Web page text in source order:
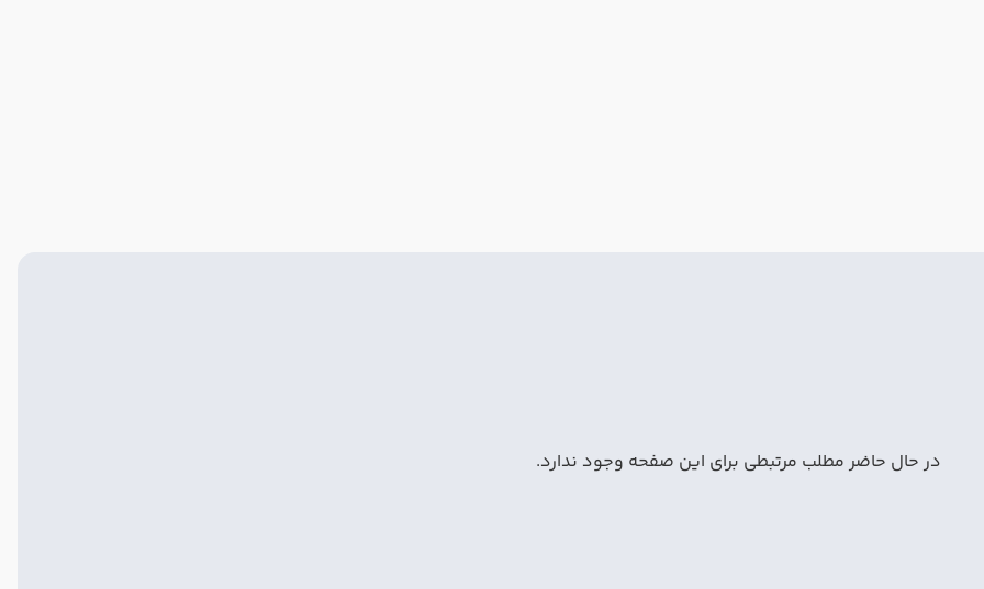
در حال حاضر مطلب مرتبطی برای این صفحه وجود ندارد.